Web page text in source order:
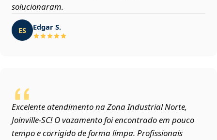
solucionaram.
ES Edgar S.
Excelente atendimento na Zona Industrial Norte,
Joinville‑SC! O vazamento foi encontrado em pouco
tempo e corrigido de forma limpa. Profissionais